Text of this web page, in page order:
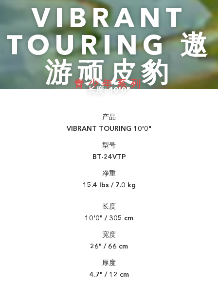
VIBRANT
TOURING 遨
游顽皮豹
青少年系列
长度: 10'0"
产品
VIBRANT TOURING 10'0"
型号
BT-24VTP
净重
15.4 lbs / 7.0 kg
长度
10'0" / 305 cm
宽度
26" / 66 cm
厚度
4.7" / 12 cm